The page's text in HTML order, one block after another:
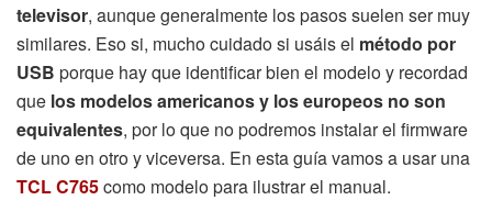
televisor, aunque generalmente los pasos suelen ser muy
similares. Eso si, mucho cuidado si usáis el método por
USB porque hay que identificar bien el modelo y recordad
que los modelos americanos y los europeos no son
equivalentes, por lo que no podremos instalar el firmware
de uno en otro y viceversa. En esta guía vamos a usar una
TCL C765como modelo para ilustrar el manual.